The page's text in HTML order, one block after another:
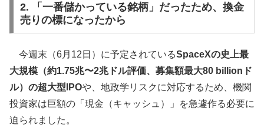
2. 「一番儲かっている銘柄」だったため、換金
売りの標になったから
今週末（6月12日）に予定されているSpaceXの史上最
大規模（約1.75兆〜2兆ドル評価、募集額最大80 billionド
ル）の超大型IPOや、地政学リスクに対応するため、機関
投資家は巨額の「現金（キャッシュ）」を急遽作る必要に
迫られました。